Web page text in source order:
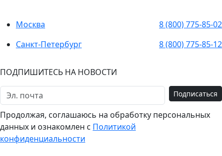
Москва
8 (800) 775-85-02
Санкт-Петербург
8 (800) 775-85-12
ПОДПИШИТЕСЬ НА НОВОСТИ
Подписаться
Продолжая, соглашаюсь на обработку персональных
данных и ознакомлен с Политикой
конфиденциальности